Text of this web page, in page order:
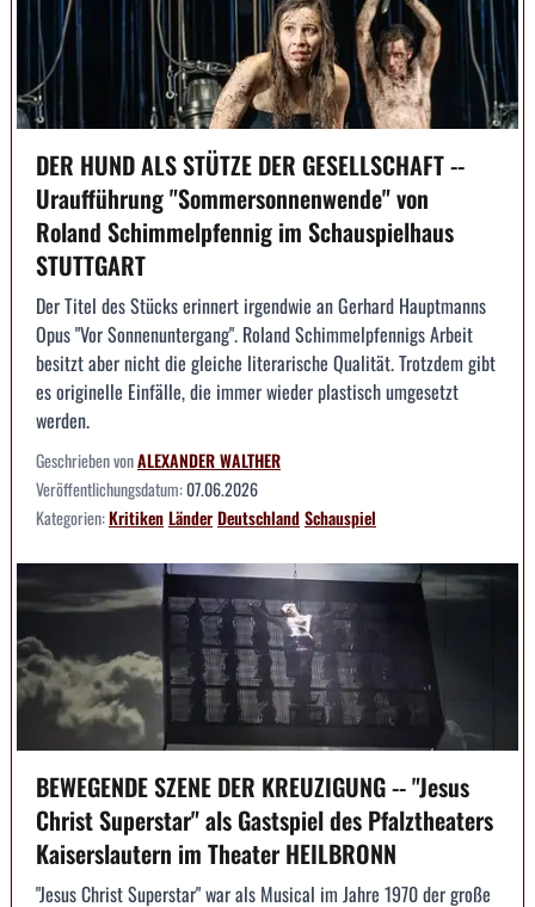
DER HUND ALS STÜTZE DER GESELLSCHAFT --
Uraufführung "Sommersonnenwende" von
Roland Schimmelpfennig im Schauspielhaus
STUTTGART
Der Titel des Stücks erinnert irgendwie an Gerhard Hauptmanns
Opus "Vor Sonnenuntergang". Roland Schimmelpfennigs Arbeit
besitzt aber nicht die gleiche literarische Qualität. Trotzdem gibt
es originelle Einfälle, die immer wieder plastisch umgesetzt
werden.
Geschrieben vonALEXANDER WALTHER
Veröffentlichungsdatum:07.06.2026
Kategorien:KritikenLänderDeutschlandSchauspiel
BEWEGENDE SZENE DER KREUZIGUNG -- "Jesus
Christ Superstar" als Gastspiel des Pfalztheaters
Kaiserslautern im Theater HEILBRONN
"Jesus Christ Superstar" war als Musical im Jahre 1970 der große